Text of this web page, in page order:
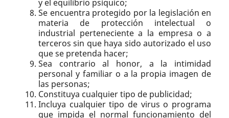
y el equilibrio psíquico;
Se encuentra protegido por la legislación en
materia de protección intelectual o
industrial perteneciente a la empresa o a
terceros sin que haya sido autorizado el uso
que se pretenda hacer;
Sea contrario al honor, a la intimidad
personal y familiar o a la propia imagen de
las personas;
Constituya cualquier tipo de publicidad;
Incluya cualquier tipo de virus o programa
que impida el normal funcionamiento del